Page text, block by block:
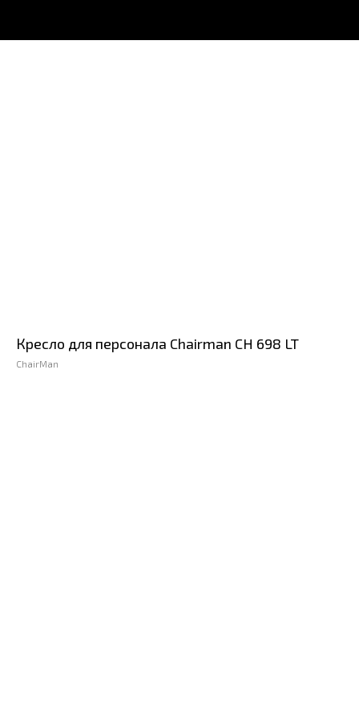
Кресло для персонала Chairman CH 698 LT
ChairMan